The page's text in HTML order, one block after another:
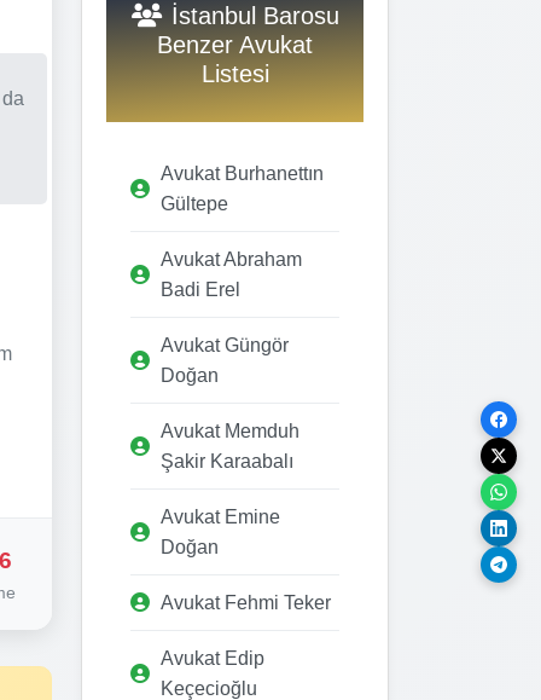
İstanbul Barosu
Benzer Avukat
Listesi
Avukat Burhanettın
Gültepe
Avukat Abraham
Badi Erel
Avukat Güngör
Doğan
Avukat Memduh
Şakir Karaabalı
Avukat Emine
Doğan
Avukat Fehmi Teker
Avukat Edip
Keçecioğlu